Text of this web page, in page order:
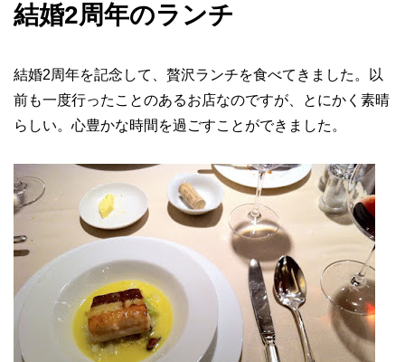
結婚2周年のランチ
結婚2周年を記念して、贅沢ランチを食べてきました。以
前も一度行ったことのあるお店なのですが、とにかく素晴
らしい。心豊かな時間を過ごすことができました。